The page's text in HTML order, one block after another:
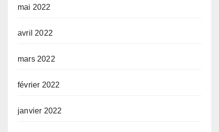
mai 2022
avril 2022
mars 2022
février 2022
janvier 2022